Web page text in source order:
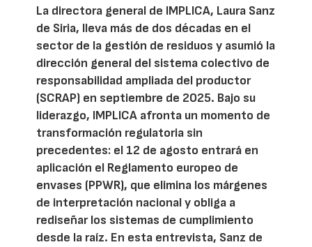
La directora general de IMPLICA, Laura Sanz
de Siria, lleva más de dos décadas en el
sector de la gestión de residuos y asumió la
dirección general del sistema colectivo de
responsabilidad ampliada del productor
(SCRAP) en septiembre de 2025. Bajo su
liderazgo, IMPLICA afronta un momento de
transformación regulatoria sin
precedentes: el 12 de agosto entrará en
aplicación el Reglamento europeo de
envases (PPWR), que elimina los márgenes
de interpretación nacional y obliga a
rediseñar los sistemas de cumplimiento
desde la raíz. En esta entrevista, Sanz de